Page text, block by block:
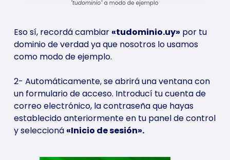
Eso sí, recordá cambiar «tudominio.uy» por tu
dominio de verdad ya que nosotros lo usamos
como modo de ejemplo.
2- Automáticamente, se abrirá una ventana con
un formulario de acceso. Introducí tu cuenta de
correo electrónico, la contraseña que hayas
establecido anteriormente en tu panel de control
y seleccioná «Inicio de sesión».